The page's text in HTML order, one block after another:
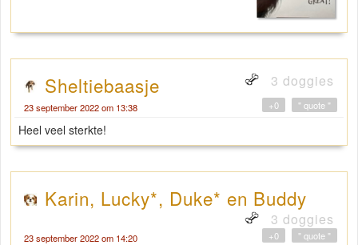
Sheltiebaasje 3 doggies
23 september 2022 om 13:38 " quote "
+0
Heel veel sterkte!
Karin, Lucky*, Duke* en Buddy
3 doggies
23 september 2022 om 14:20 " quote "
+0